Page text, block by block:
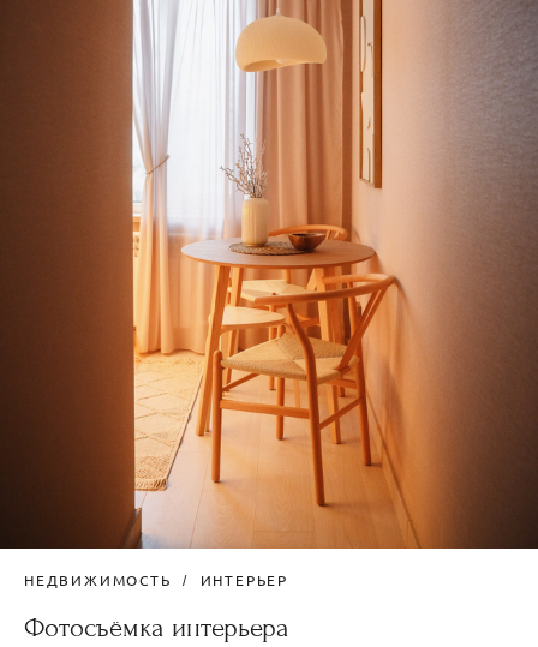
НЕДВИЖИМОСТЬ ИНТЕРЬЕР
Фотосъёмка интерьера